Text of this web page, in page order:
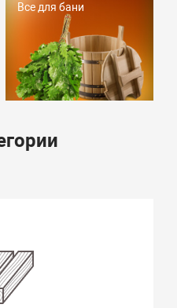
Все для бани